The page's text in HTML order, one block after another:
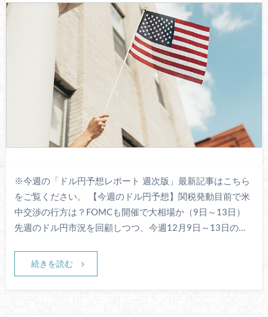
※今週の「ドル円予想レポート 週次版」最新記事はこちら
をご覧ください。 【今週のドル円予想】関税発動目前で米
中交渉の行方は？FOMCも開催で大相場か（9日～13日）
先週のドル円市況を回顧しつつ、今週12月9日～13日の…
続きを読む